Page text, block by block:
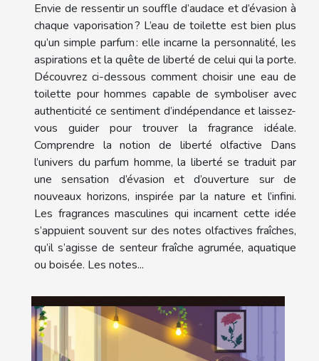
Envie de ressentir un souffle d’audace et d’évasion à
chaque vaporisation ? L’eau de toilette est bien plus
qu’un simple parfum : elle incarne la personnalité, les
aspirations et la quête de liberté de celui qui la porte.
Découvrez ci-dessous comment choisir une eau de
toilette pour hommes capable de symboliser avec
authenticité ce sentiment d’indépendance et laissez-
vous guider pour trouver la fragrance idéale.
Comprendre la notion de liberté olfactive Dans
l’univers du parfum homme, la liberté se traduit par
une sensation d’évasion et d’ouverture sur de
nouveaux horizons, inspirée par la nature et l’infini.
Les fragrances masculines qui incarnent cette idée
s’appuient souvent sur des notes olfactives fraîches,
qu’il s’agisse de senteur fraîche agrumée, aquatique
ou boisée. Les notes...